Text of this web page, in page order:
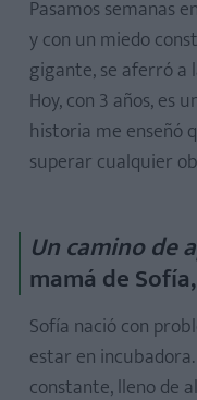
Pasamos semanas
y con un miedo
gigante, se aferró a
Hoy, con 3 años, es
historia me enseñó
superar cualquier
Un camino de
mamá de
Sofía nació con
estar en
constante, lleno de